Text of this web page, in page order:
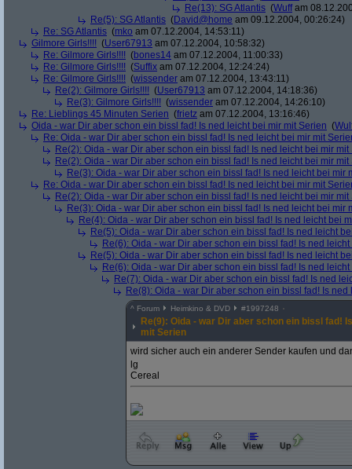
Re(13): SG Atlantis (Wuffam
Re(5): SG Atlantis (David@home am 09.12.2004, 00:26:24)
Re: SG Atlantis (mko am 07.12.2004, 14:53:11)
Gilmore Girls!!!! (User67913 am 07.12.2004, 10:58:32)
Re: Gilmore Girls!!!! (bones14 am 07.12.2004, 11:00:33)
Re: Gilmore Girls!!!! (Suffix am 07.12.2004, 12:24:24)
Re: Gilmore Girls!!!! (wissender am 07.12.2004, 13:43:11)
Re(2): Gilmore Girls!!!! (User67913 am 07.12.2004, 14:18:36)
Re(3): Gilmore Girls!!!! (wissender am 07.12.2004, 14:26:10)
Re: Lieblings 45 Minuten Serien (frietz am 07.12.2004, 13:16:46)
Oida - war Dir aber schon ein bissl fad! Is ned leicht bei mir mit Serien (
Re: Oida - war Dir aber schon ein bissl fad! Is ned leicht bei mir mit
Re(2): Oida - war Dir aber schon ein bissl fad! Is ned leicht bei mir mit
Re(2): Oida - war Dir aber schon ein bissl fad! Is ned leicht bei mir mit
Re(3): Oida - war Dir aber schon ein bissl fad! Is ned leicht bei mir
Re: Oida - war Dir aber schon ein bissl fad! Is ned leicht bei mir mit
Re(2): Oida - war Dir aber schon ein bissl fad! Is ned leicht bei mir mit
Re(3): Oida - war Dir aber schon ein bissl fad! Is ned leicht bei mir
Re(4): Oida - war Dir aber schon ein bissl fad! Is ned leicht bei
Re(5): Oida - war Dir aber schon ein bissl fad! Is ned leicht
Re(6): Oida - war Dir aber schon ein bissl fad! Is ned
Re(5): Oida - war Dir aber schon ein bissl fad! Is ned leicht
Re(6): Oida - war Dir aber schon ein bissl fad! Is ned
Re(7): Oida - war Dir aber schon ein bissl fad! Is ned
Re(8): Oida - war Dir aber schon ein bissl fad! Is
^ Forum Heimkino & DVD #1997248
Re(9): Oida - war Dir aber schon ein bissl fad!
mit Serien
wird sicher auch ein anderer Sender kaufen und
lg
Cereal